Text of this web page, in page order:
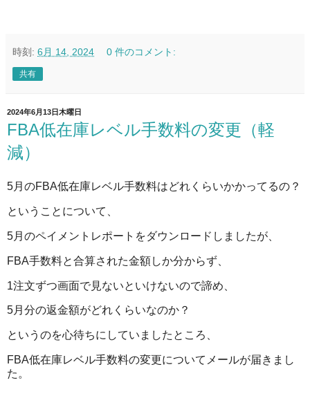
時刻: 6月 14, 2024 0 件のコメント:
共有
2024年6月13日木曜日
FBA低在庫レベル手数料の変更（軽
減）
5月のFBA低在庫レベル手数料はどれくらいかかってるの？
ということについて、
5月のペイメントレポートをダウンロードしましたが、
FBA手数料と合算された金額しか分からず、
1注文ずつ画面で見ないといけないので諦め、
5月分の返金額がどれくらいなのか？
というのを心待ちにしていましたところ、
FBA低在庫レベル手数料の変更についてメールが届きまし
た。